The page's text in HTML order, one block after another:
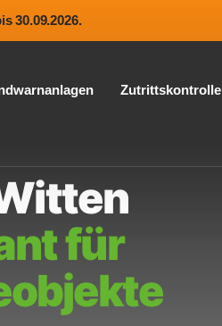
30.09.2026.
Zutrittskontrolle
für